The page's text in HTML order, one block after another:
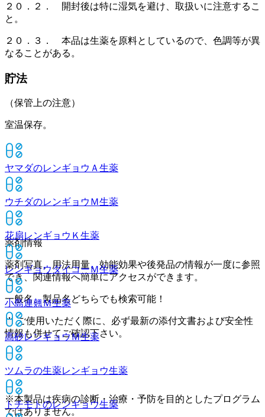
２０．２． 開封後は特に湿気を避け、取扱いに注意するこ
と。
２０．３． 本品は生薬を原料としているので、色調等が異
なることがある。
貯法
（保管上の注意）
室温保存。
ヤマダのレンギョウＡ 生薬
ウチダのレンギョウＭ生薬
花扇レンギョウＫ 生薬
レンギョウダイコーＭ生薬
小島連翹Ｍ生薬
高砂レンギョウＭ生薬
ツムラの生薬レンギョウ生薬
トチモトのレンギョウ生薬
薬剤情報
薬剤写真、用法用量、効能効果や後発品の情報が一度に参照
でき、関連情報へ簡単にアクセスができます。
一般名、製品名どちらでも検索可能！
※ ご使用いただく際に、必ず最新の添付文書および安全性
情報も併せてご確認下さい。
※本製品は疾病の診断・治療・予防を目的としたプログラム
ではありません。